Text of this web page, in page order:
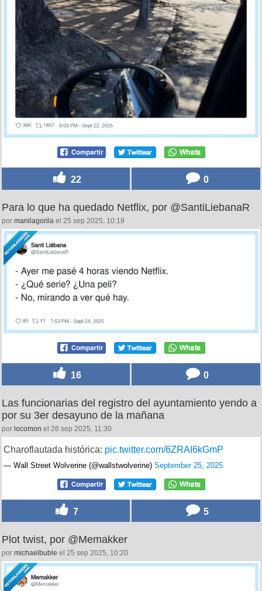
22 0
Para lo que ha quedado Netflix, por @SantiLiebanaR
por manilagorila el 25 sep 2025, 10:19
16 0
Las funcionarias del registro del ayuntamiento yendo a
por su 3er desayuno de la mañana
por locomon el 26 sep 2025, 11:30
Charoflautada histórica: pic.twitter.com/6ZRAI6kGmP
— Wall Street Wolverine (@wallstwolverine) September 25, 2025
7 5
Plot twist, por @Memakker
por michaelbuble el 25 sep 2025, 10:20